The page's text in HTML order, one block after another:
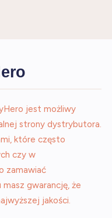
jest możliwy
strony dystrybutora.
które często
czy w
zamawiać
gwarancję, że
jakości.